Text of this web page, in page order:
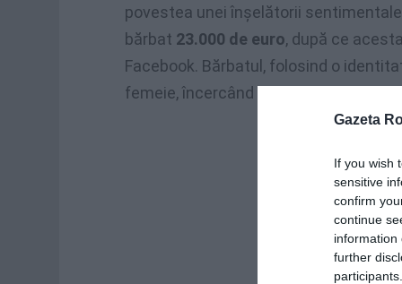
Gazeta
If you wish
sensitive
confirm
continue
information
further
povestea unei înșelătorii
bărbat 23.000 de euro, după ce
Facebook. Bărbatul, folosind o
femeie, încercând să înșele victimele